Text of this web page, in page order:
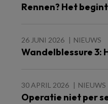
Rennen? Het
26 JUNI 2026 NIEUWS
Wandelblessure 3:
30 APRIL 2026 NIEUWS
Operatie niet per